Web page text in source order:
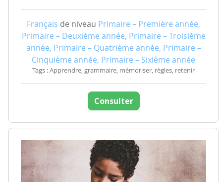
Français de niveau Primaire – Première année,
Primaire – Deuxième année, Primaire – Troisième
année, Primaire – Quatrième année, Primaire –
Cinquième année, Primaire – Sixième année
Tags : Apprendre, grammaire, mémoriser, règles, retenir
Consulter